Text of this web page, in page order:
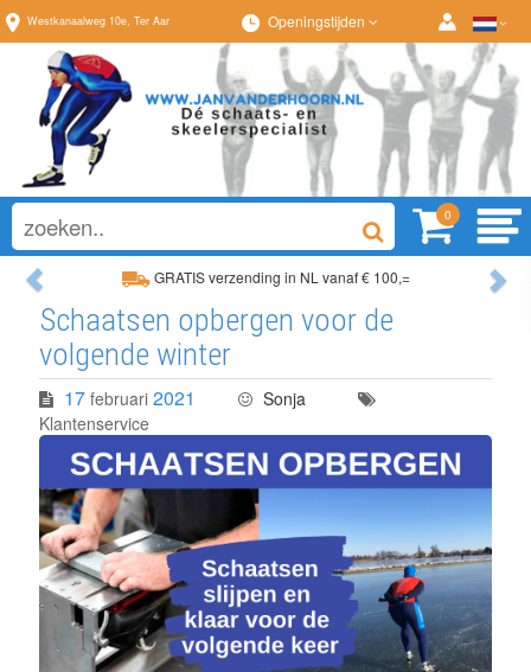
Westkanaalweg 10e, Ter Aar Openingstijden
0
GRATIS verzending in NL vanaf € 100,=
Ruim assortiment, altijd wat naar wens!
Previous
Schaatsen opbergen voor de
volgende winter
17 februari 2021
Sonja
Klantenservice